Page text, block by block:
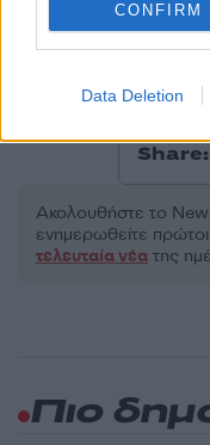
CONFIRM
Data Deletion
Όροι Χρήσης. Το site
Πολιτική Απορρήτου&
ΡΑΙΑΝ
Share:
Ακολουθήστε το
ενημερωθείτε
τελευταία νέα της
Πιο